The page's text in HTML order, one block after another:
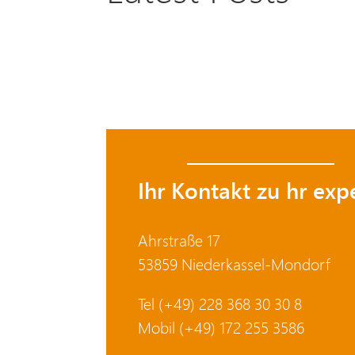
Ihr Kontakt zu hr
Ahrstraße 17
53859 Niederkassel-Mondorf
Tel (+49) 228 368 30 30 8
Mobil (+49) 172 255 3586